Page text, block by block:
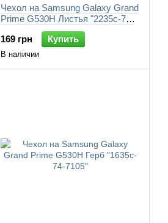
Чехол на Samsung Galaxy Grand
Prime G530H Листья "2235c-74-
169 грн
Купить
В наличии